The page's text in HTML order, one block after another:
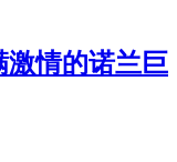
激情的诺兰巨